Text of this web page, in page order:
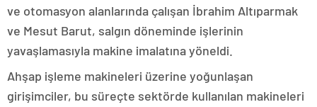
ve otomasyon alanlarında çalışan İbrahim Altıparmak
ve Mesut Barut, salgın döneminde işlerinin
yavaşlamasıyla makine imalatına yöneldi.
Ahşap işleme makineleri üzerine yoğunlaşan
girişimciler, bu süreçte sektörde kullanılan makineleri